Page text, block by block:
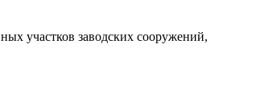
участков заводских сооружений,